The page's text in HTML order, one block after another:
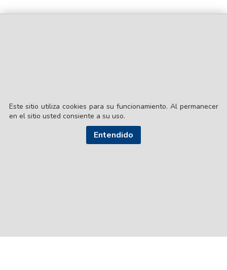
Este sitio utiliza cookies para su funcionamiento. Al permanecer
en el sitio usted consiente a su uso.
Entendido